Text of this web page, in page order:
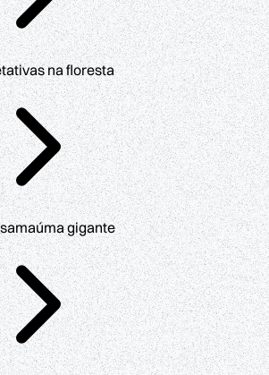
na floresta
gigante